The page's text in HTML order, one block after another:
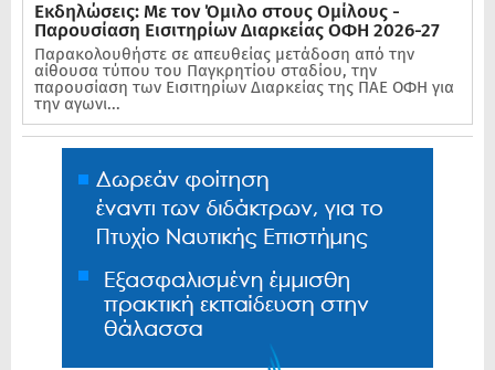
Εκδηλώσεις: Με τον Όμιλο στους Ομίλους -
Παρουσίαση Εισιτηρίων Διαρκείας ΟΦΗ 2026-27
Παρακολουθήστε σε απευθείας μετάδοση από την
αίθουσα τύπου του Παγκρητίου σταδίου, την
παρουσίαση των Εισιτηρίων Διαρκείας της ΠΑΕ ΟΦΗ για
την αγωνι...